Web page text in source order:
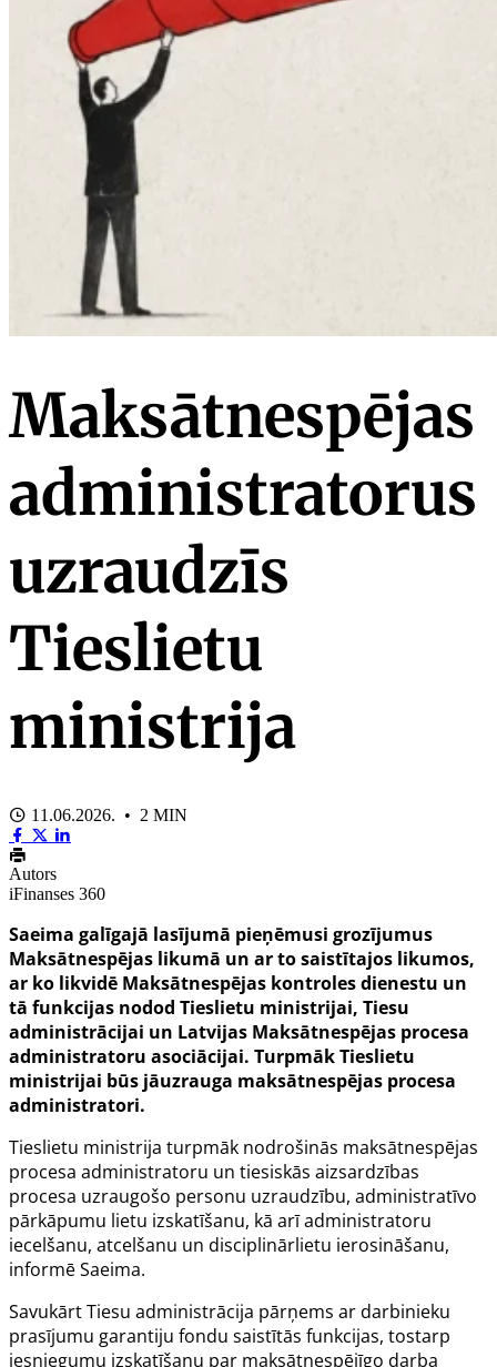
Maksātnespējas
administratorus
uzraudzīs
Tieslietu
ministrija
11.06.2026. • 2 MIN
Autors
iFinanses 360
Saeima galīgajā lasījumā pieņēmusi grozījumus
Maksātnespējas likumā un ar to saistītajos likumos,
ar ko likvidē Maksātnespējas kontroles dienestu un
tā funkcijas nodod Tieslietu ministrijai, Tiesu
administrācijai un Latvijas Maksātnespējas procesa
administratoru asociācijai. Turpmāk Tieslietu
ministrijai būs jāuzrauga maksātnespējas procesa
administratori.
Tieslietu ministrija turpmāk nodrošinās maksātnespējas
procesa administratoru un tiesiskās aizsardzības
procesa uzraugošo personu uzraudzību, administratīvo
pārkāpumu lietu izskatīšanu, kā arī administratoru
iecelšanu, atcelšanu un disciplinārlietu ierosināšanu,
informē Saeima.
Savukārt Tiesu administrācija pārņems ar darbinieku
prasījumu garantiju fondu saistītās funkcijas, tostarp
iesniegumu izskatīšanu par maksātnespējīgo darba